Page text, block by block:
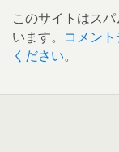
このサイトはス
います。 コメン
ください。